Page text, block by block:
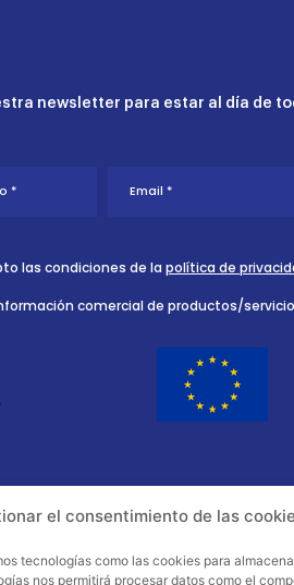
el consentimiento de las
tecnologías como las cookies para
nos permitirá procesar datos como el
newsletter para estar al día de
las condiciones de la política de
comercial de productos/